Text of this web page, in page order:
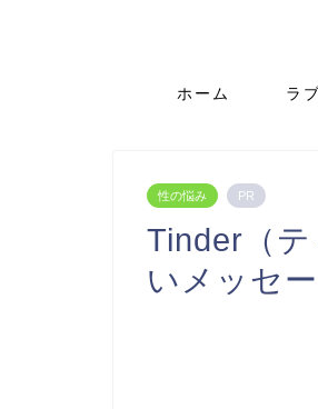
ホーム ラ
性の悩み PR
Tinder（
いメッセ